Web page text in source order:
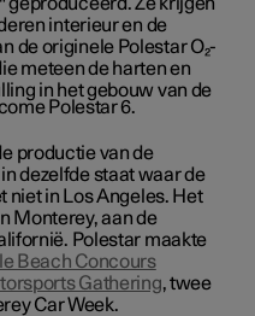
Polestar 6.
interieur en de
de originele Polestar O₂-
meteen de harten en
in het gebouw van de
productie van de
dezelfde staat waar de
niet in Los Angeles. Het
Monterey, aan de
Polestar maakte
Beach Concours
Gathering, twee
Car Week.